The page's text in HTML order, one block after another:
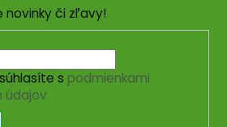
novinky či zľavy!
s podmienkami
údajov